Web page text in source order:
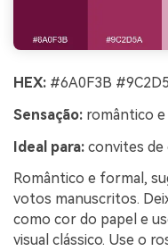
HEX: #6A0F3B
Sensação: romântico
Ideal para: convites de
Romântico e formal,
votos manuscritos.
como cor do papel e
visual clássico. Use o